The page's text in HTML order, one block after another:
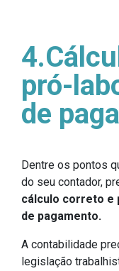
pró-
de
Dentre os pontos
do seu contador,
cálculo correto e
de pagamento.
A contabilidade
legislação